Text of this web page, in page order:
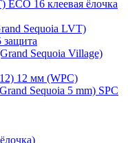
16 клеевая ёлочка
Sequoia LVT)
защита
Sequoia Village)
12 мм (WPC)
Sequoia 5 mm) SPC